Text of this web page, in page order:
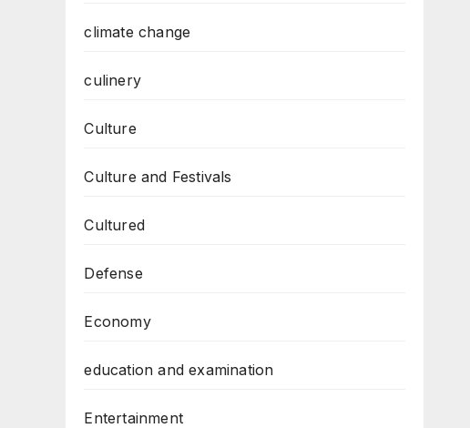
climate change
culinery
Culture
Culture and Festivals
Cultured
Defense
Economy
education and examination
Entertainment